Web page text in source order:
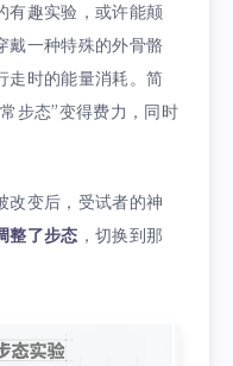
有趣实验，或许能颠
戴一种特殊的外骨骼
走时的能量消耗。简
步态”变得费力，同时
改变后，受试者的神
整了步态 ，切换到那